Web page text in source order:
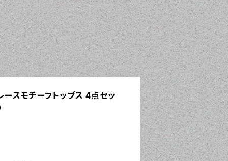
スモチーフトップス 4点セッ